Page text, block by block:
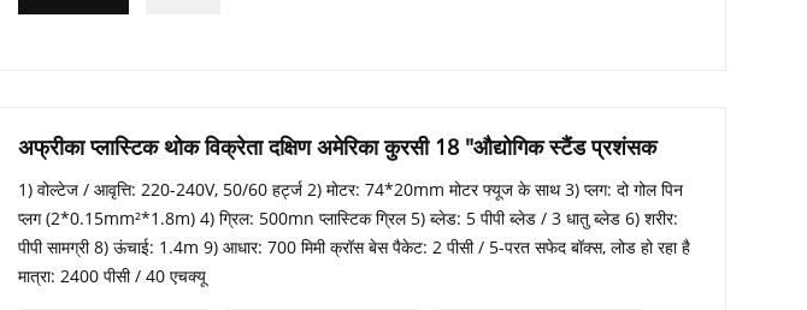
अफ्रीका प्लास्टिक थोक विक्रेता दक्षिण अमेरिका कुरसी 18 "औद्योगिक स्टैंड प्रशंसक
1) वोल्टेज / आवृत्ति: 220-240V, 50/60 हर्ट्ज 2) मोटर: 74*20mm मोटर फ्यूज के साथ 3) प्लग: दो गोल पिन
प्लग (2*0.15mm²*1.8m) 4) ग्रिल: 500mn प्लास्टिक ग्रिल 5) ब्लेड: 5 पीपी ब्लेड / 3 धातु ब्लेड 6) शरीर:
पीपी सामग्री 8) ऊंचाई: 1.4m 9) आधार: 700 मिमी क्रॉस बेस पैकेट: 2 पीसी / 5-परत सफेद बॉक्स, लोड हो रहा है
मात्रा: 2400 पीसी / 40 एचक्यू